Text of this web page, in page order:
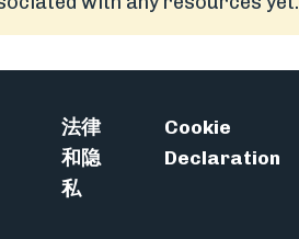
法律
和隐
私
Cookie
Declaration